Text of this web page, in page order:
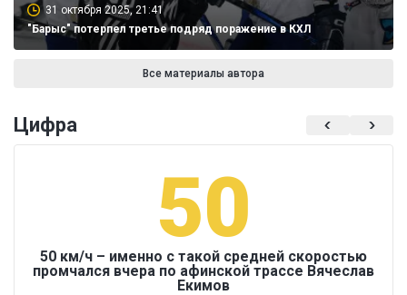
31 октября 2025, 21:41
"Барыс" потерпел третье подряд поражение в КХЛ
Все материалы автора
Цифра
50
50 км/ч – именно с такой средней скоростью
промчался вчера по афинской трассе Вячеслав
Екимов